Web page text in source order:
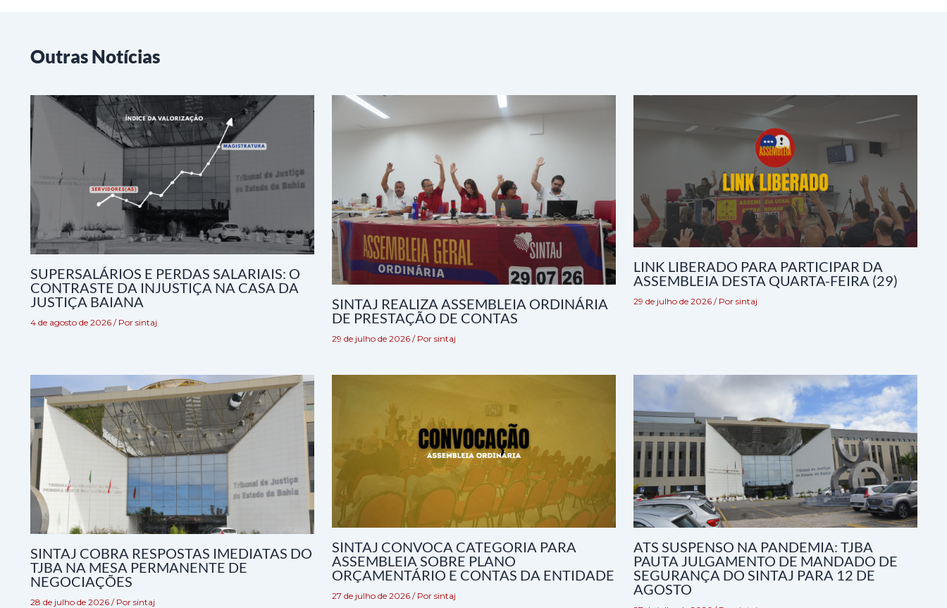
Outras Notícias
SUPERSALÁRIOS E PERDAS SALARIAIS: O
CONTRASTE DA INJUSTIÇA NA CASA DA
JUSTIÇA BAIANA
4 de agosto de 2026 / Por sintaj
SINTAJ REALIZA ASSEMBLEIA ORDINÁRIA
DE PRESTAÇÃO DE CONTAS
29 de julho de 2026 / Por sintaj
LINK LIBERADO PARA PARTICIPAR DA
ASSEMBLEIA DESTA QUARTA-FEIRA (29)
29 de julho de 2026 / Por sintaj
SINTAJ COBRA RESPOSTAS IMEDIATAS DO
TJBA NA MESA PERMANENTE DE
NEGOCIAÇÕES
28 de julho de 2026 / Por sintaj
SINTAJ CONVOCA CATEGORIA PARA
ASSEMBLEIA SOBRE PLANO
ORÇAMENTÁRIO E CONTAS DA ENTIDADE
27 de julho de 2026 / Por sintaj
ATS SUSPENSO NA PANDEMIA: TJBA
PAUTA JULGAMENTO DE MANDADO DE
SEGURANÇA DO SINTAJ PARA 12 DE
AGOSTO